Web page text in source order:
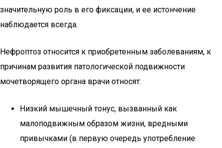
значительную роль в его фиксации, и ее истончение
наблюдается всегда.
Нефроптоз относится к приобретенным заболеваниям, к
причинам развития патологической подвижности
мочетворящего органа врачи относят:
Низкий мышечный тонус, вызванный как
малоподвижным образом жизни, вредными
привычками (в первую очередь употребление